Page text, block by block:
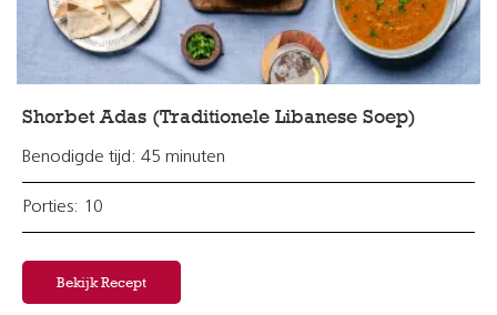
Shorbet Adas (Traditionele Libanese Soep)
Benodigde tijd: 45 minuten
Porties: 10
Bekijk Recept